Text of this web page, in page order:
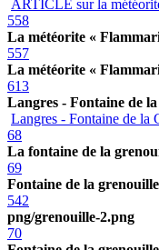
ARTICLE sur la
558
La météorite «
557
La météorite «
613
Langres - Fontaine de
Langres - Fontaine de la
68
La fontaine de la
69
Fontaine de la
542
png/grenouille-2.png
70